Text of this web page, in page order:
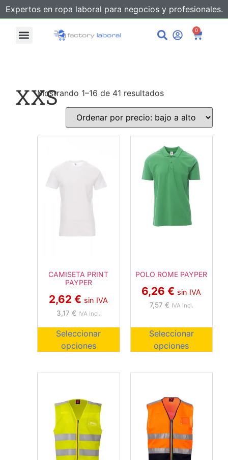
Expertos en ropa laboral para negocios y profesionales.
0
Mostrando 1–16 de 41 resultados
CAMISETA PRINT
PAYPER
2,62€ sin IVA
3,17€ IVA incl.
Seleccionar
opciones
POLO ROME PAYPER
6,26€ sin IVA
7,57 € IVA incl.
Seleccionar
opciones
XXS